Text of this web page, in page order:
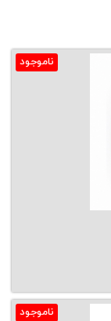
ناموجود
ناموجود